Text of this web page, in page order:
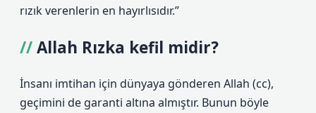
rızık verenlerin en hayırlısıdır.”
Allah Rızka kefil midir?
İnsanı imtihan için dünyaya gönderen Allah (cc),
geçimini de garanti altına almıştır. Bunun böyle